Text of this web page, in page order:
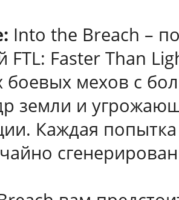
Into the Breach –
FTL: Faster Than
боевых мехов с
земли и
Каждая